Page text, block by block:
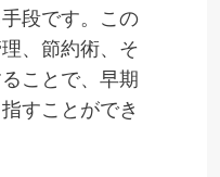
段です。この
、節約術、そ
ことで、早期
すことができ